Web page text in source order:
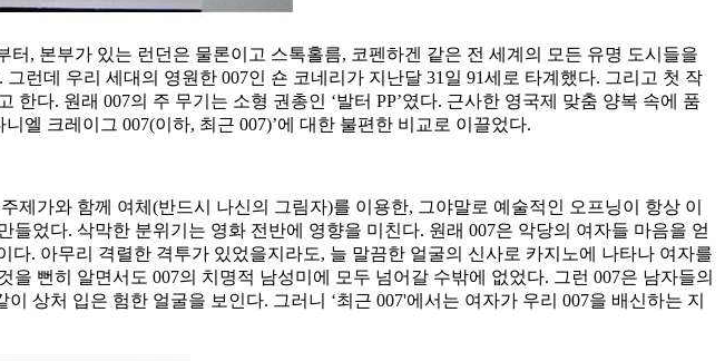
, 본부가 있는 런던은 물론이고 스톡홀름, 코펜하겐 같은 전 세계의 모든 유명 도시들을
런데 우리 세대의 영원한 007인 숀 코네리가 지난달 31일 91세로 타계했다. 그리고 첫 작
한다. 원래 007의 주 무기는 소형 권총인 ‘발터 PP’였다. 근사한 영국제 맞춤 양복 속에 품
엘 크레이그 007(이하, 최근 007)’에 대한 불편한 비교로 이끌었다.
가와 함께 여체(반드시 나신의 그림자)를 이용한, 그야말로 예술적인 오프닝이 항상 이
었다. 삭막한 분위기는 영화 전반에 영향을 미친다. 원래 007은 악당의 여자들 마음을 얻
. 아무리 격렬한 격투가 있었을지라도, 늘 말끔한 얼굴의 신사로 카지노에 나타나 여자를
뻔히 알면서도 007의 치명적 남성미에 모두 넘어갈 수밖에 없었다. 그런 007은 남자들의
상처 입은 험한 얼굴을 보인다. 그러니 ‘최근 007'에서는 여자가 우리 007을 배신하는 지